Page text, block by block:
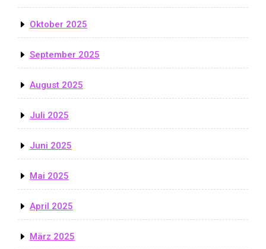
Oktober 2025
September 2025
August 2025
Juli 2025
Juni 2025
Mai 2025
April 2025
März 2025